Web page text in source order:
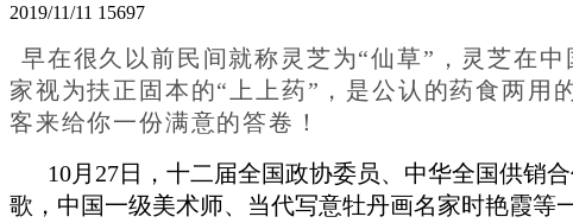
2019/11/11 15697
早在很久以前民间就称灵芝为“仙草”，灵芝在
家视为扶正固本的“上上药”，是公认的药食两用
客来给你一份满意的答卷！
10月27日，十二届全国政协委员、中华全国供销
歌，中国一级美术师、当代写意牡丹画名家时艳霞等